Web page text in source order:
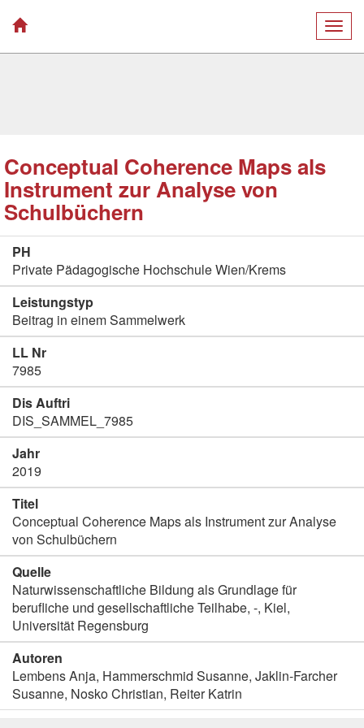
Conceptual Coherence Maps als
Instrument zur Analyse von
Schulbüchern
PH
Private Pädagogische Hochschule Wien/Krems
Leistungstyp
Beitrag in einem Sammelwerk
LL Nr
7985
Dis Auftri
DIS_SAMMEL_7985
Jahr
2019
Titel
Conceptual Coherence Maps als Instrument zur Analyse
von Schulbüchern
Quelle
Naturwissenschaftliche Bildung als Grundlage für
berufliche und gesellschaftliche Teilhabe, -, Kiel,
Universität Regensburg
Autoren
Lembens Anja, Hammerschmid Susanne, Jaklin-Farcher
Susanne, Nosko Christian, Reiter Katrin